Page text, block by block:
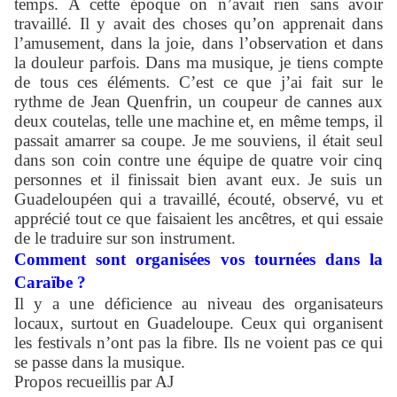
temps. A cette époque on n’avait rien sans avoir
travaillé. Il y avait des choses qu’on apprenait dans
l’amusement, dans la joie, dans l’observation et dans
la douleur parfois. Dans ma musique, je tiens compte
de tous ces éléments. C’est ce que j’ai fait sur le
rythme de Jean Quenfrin, un coupeur de cannes aux
deux coutelas, telle une machine et, en même temps, il
passait amarrer sa coupe. Je me souviens, il était seul
dans son coin contre une équipe de quatre voir cinq
personnes et il finissait bien avant eux. Je suis un
Guadeloupéen qui a travaillé, écouté, observé, vu et
apprécié tout ce que faisaient les ancêtres, et qui essaie
de le traduire sur son instrument.
Comment sont organisées vos tournées dans la
Caraïbe ?
Il y a une déficience au niveau des organisateurs
locaux, surtout en Guadeloupe. Ceux qui organisent
les festivals n’ont pas la fibre. Ils ne voient pas ce qui
se passe dans la musique.
Propos recueillis par AJ